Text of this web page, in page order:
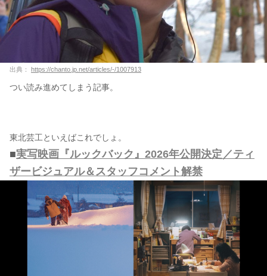
出典： https://chanto.jp.net/articles/-/1007913
つい読み進めてしまう記事。
東北芸工といえばこれでしょ。
■実写映画『ルックバック』2026年公開決定／ティ
ザービジュアル＆スタッフコメント解禁